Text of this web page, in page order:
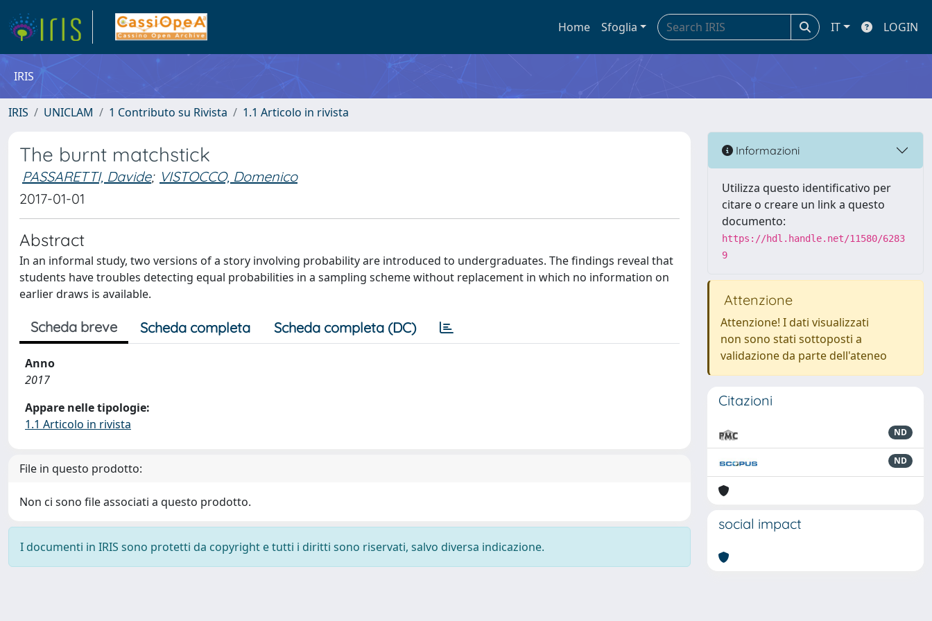
Home Sfoglia IT LOGIN
IRIS
IRIS UNICLAM 1 Contributo su Rivista 1.1 Articolo in rivista
The burnt matchstick
PASSARETTI, Davide; VISTOCCO, Domenico
2017-01-01
Abstract
In an informal study, two versions of a story involving probability are introduced to undergraduates. The ﬁndings reveal that
students have troubles detecting equal probabilities in a sampling scheme without replacement in which no information on
earlier draws is available.
Scheda breve Scheda completa Scheda completa (DC)
Anno
2017
Appare nelle tipologie:
1.1 Articolo in rivista
File in questo prodotto:
Non ci sono file associati a questo prodotto.
I documenti in IRIS sono protetti da copyright e tutti i diritti sono riservati, salvo diversa indicazione.
Informazioni
Utilizza questo identificativo per
citare o creare un link a questo
documento:
https://hdl.handle.net/11580/6283
9
Attenzione
Attenzione! I dati visualizzati
non sono stati sottoposti a
validazione da parte dell'ateneo
Citazioni
ND
ND
social impact